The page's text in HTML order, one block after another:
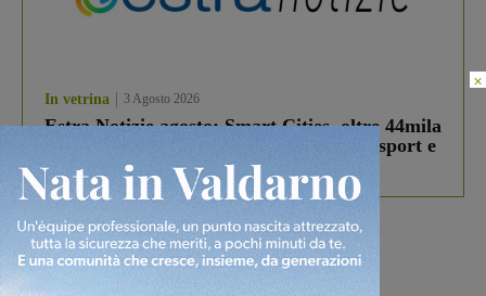
In vetrina 3 Agosto 2026
Estra Notizie agosto: Smart Cities, oltre 44mila
studenti coinvolti, torna il bando per lo sport e
debutta il podcast Estrair
Più lette
×